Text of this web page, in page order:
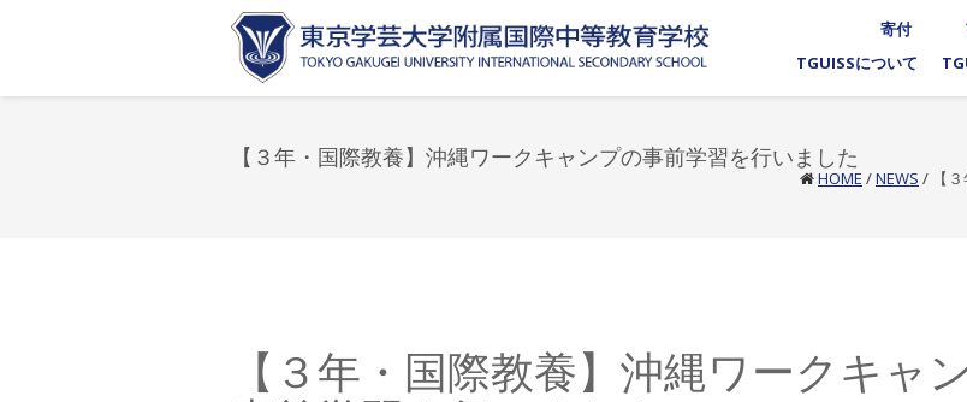
寄付
TGUISSについて
【３年・国際教養】沖縄ワークキャンプの事前学習を行いました
HOME /NEWS / 【
【３年・国際教養】沖縄ワークキャ